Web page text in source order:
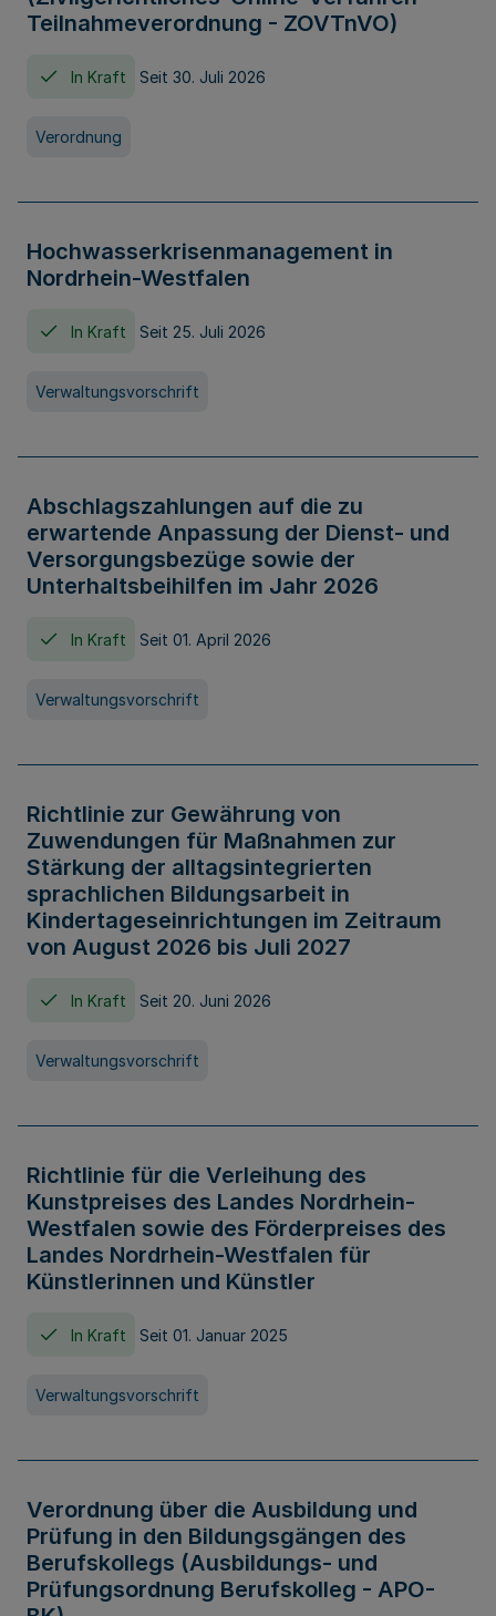
Teilnahmeverordnung - ZOVTnVO)
In Kraft Seit 30. Juli 2026
Verordnung
Hochwasserkrisenmanagement in
Nordrhein-Westfalen
In Kraft Seit 25. Juli 2026
Verwaltungsvorschrift
Abschlagszahlungen auf die zu
erwartende Anpassung der Dienst- und
Versorgungsbezüge sowie der
Unterhaltsbeihilfen im Jahr 2026
In Kraft Seit 01. April 2026
Verwaltungsvorschrift
Richtlinie zur Gewährung von
Zuwendungen für Maßnahmen zur
Stärkung der alltagsintegrierten
sprachlichen Bildungsarbeit in
Kindertageseinrichtungen im Zeitraum
von August 2026 bis Juli 2027
In Kraft Seit 20. Juni 2026
Verwaltungsvorschrift
Richtlinie für die Verleihung des
Kunstpreises des Landes Nordrhein-
Westfalen sowie des Förderpreises des
Landes Nordrhein-Westfalen für
Künstlerinnen und Künstler
In Kraft Seit 01. Januar 2025
Verwaltungsvorschrift
Verordnung über die Ausbildung und
Prüfung in den Bildungsgängen des
Berufskollegs (Ausbildungs- und
Prüfungsordnung Berufskolleg - APO-